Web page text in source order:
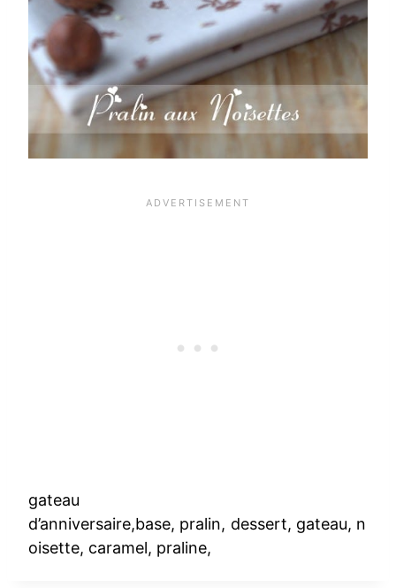
gateau
d’anniversaire,base, pralin, dessert, gateau, n
oisette, caramel, praline,